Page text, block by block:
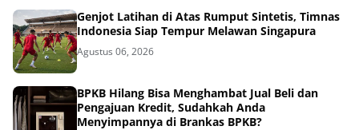
Genjot Latihan di Atas Rumput Sintetis, Timnas
Indonesia Siap Tempur Melawan Singapura
Agustus 06, 2026
BPKB Hilang Bisa Menghambat Jual Beli dan
Pengajuan Kredit, Sudahkah Anda
Menyimpannya di Brankas BPKB?